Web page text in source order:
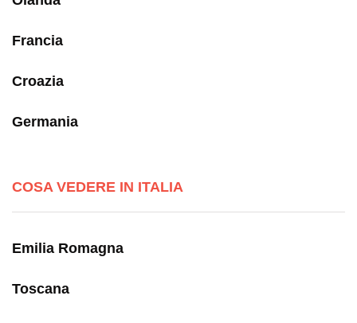
Francia
Croazia
Germania
COSA VEDERE IN ITALIA
Emilia Romagna
Toscana